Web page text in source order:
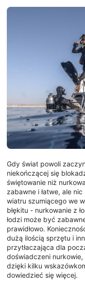
Gdy świat powoli
niekończącej się
świętowanie niż
zabawne i łatwe, ale
wiatru szumiącego we
błękitu - nurkowanie z
łodzi może być
prawidłowo.
dużą ilością sprzętu i
przytłaczająca dla
doświadczeni nurkowie,
dzięki kilku
dowiedzieć się więcej.